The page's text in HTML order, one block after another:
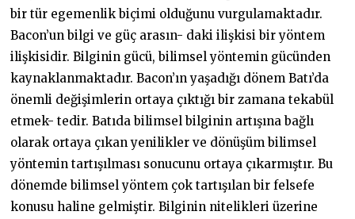
bir tür egemenlik biçimi olduğunu vurgulamaktadır.
Bacon’un bilgi ve güç arasın- daki ilişkisi bir yöntem
ilişkisidir. Bilginin gücü, bilimsel yöntemin gücünden
kaynaklanmaktadır. Bacon’ın yaşadığı dönem Batı’da
önemli değişimlerin ortaya çıktığı bir zamana tekabül
etmek- tedir. Batıda bilimsel bilginin artışına bağlı
olarak ortaya çıkan yenilikler ve dönüşüm bilimsel
yöntemin tartışılması sonucunu ortaya çıkarmıştır. Bu
dönemde bilimsel yöntem çok tartışılan bir felsefe
konusu haline gelmiştir. Bilginin nitelikleri üzerine